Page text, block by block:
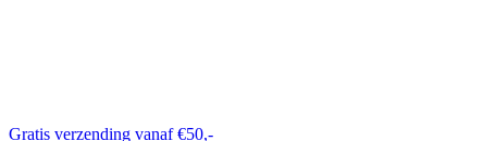
Gratis verzending vanaf €50,-